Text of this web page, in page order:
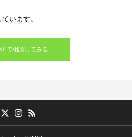
います。
で相談してみる